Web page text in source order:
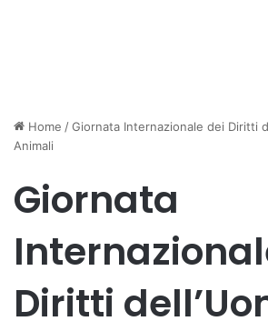
Home /Giornata Internazionale dei Diritti
Animali
Giornata
Diritti